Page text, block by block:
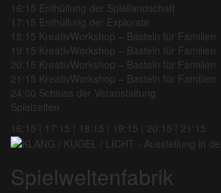
16:15 Enthüllung der Spiellandschaft
17:15 Enthüllung der Explorate
18:15 KreativWorkshop – Basteln für Familien
19:15 KreativWorkshop – Basteln für Familien
20:15 KreativWorkshop – Basteln für Familien
21:15 KreativWorkshop – Basteln für Familien
24:00 Schluss der Veranstaltung
Spielzeiten
16:15 | 17:15 | 18:15 | 19:15 | 20:15 | 21:15
Spielweltenfabrik